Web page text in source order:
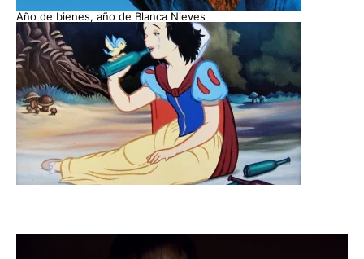
Año de bienes, año de Blanca Nieves